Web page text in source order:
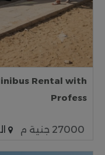
Rental with
Profess
27000 جنية م